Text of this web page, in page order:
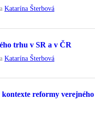
a Katarína Šterbová
trhu v SR a v ČR
a Katarína Šterbová
reformy